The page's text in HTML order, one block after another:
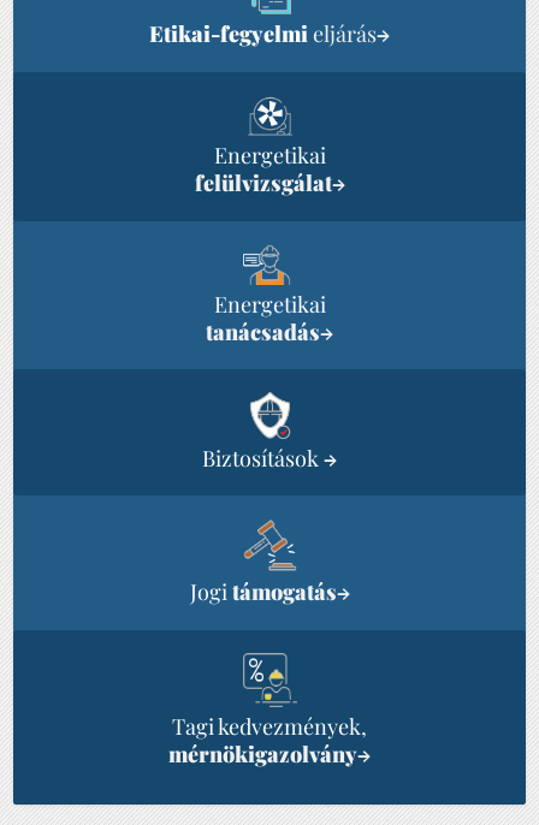
Etikai-fegyelmieljárás→
Energetikai
felülvizsgálat→
Energetikai
tanácsadás→
Biztosítások→
Jogitámogatás→
Tagi kedvezmények,
mérnökigazolvány→